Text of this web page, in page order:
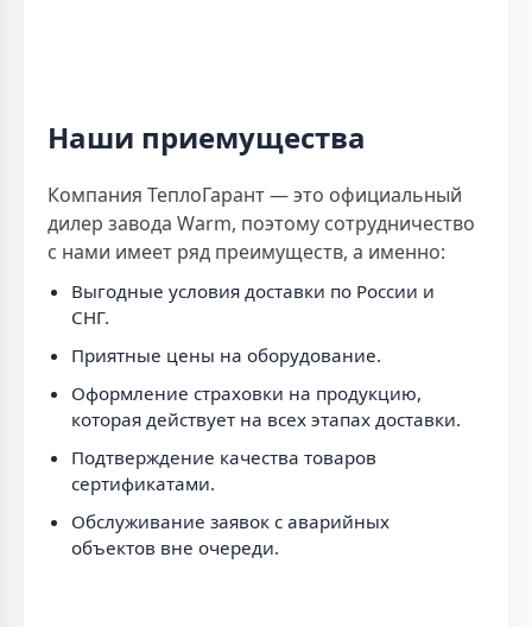
Наши приемущества
Компания ТеплоГарант — это официальный
дилер завода Warm, поэтому сотрудничество
с нами имеет ряд преимуществ, а именно:
Выгодные условия доставки по России и
СНГ.
Приятные цены на оборудование.
Оформление страховки на продукцию,
которая действует на всех этапах доставки.
Подтверждение качества товаров
сертификатами.
Обслуживание заявок с аварийных
объектов вне очереди.